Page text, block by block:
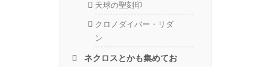
天球の聖刻印
クロノダイバー・リダ
ン
ネクロスとかも集めてお